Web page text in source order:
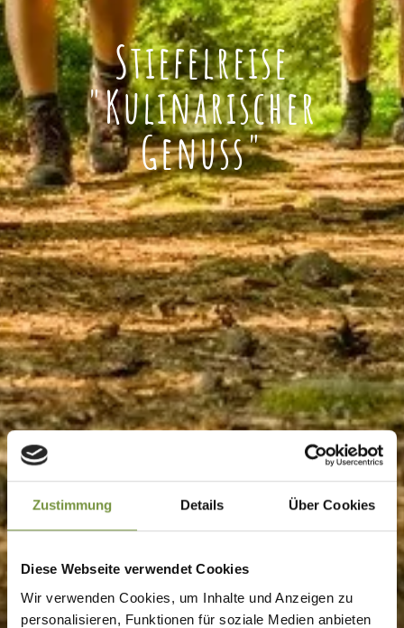
Zustimmung Details Über Cookies
Diese Webseite verwendet Cookies
Wir verwenden Cookies, um Inhalte und Anzeigen zu
personalisieren, Funktionen für soziale Medien anbieten
Stiefelreise
"Kulinarischer
Genuss"